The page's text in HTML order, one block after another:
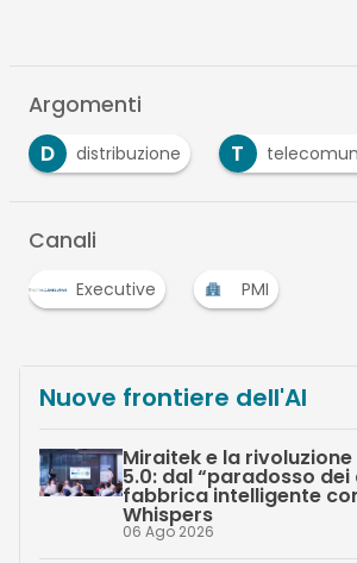
Argomenti
D
distribuzione T
Canali
Executive PMI
Nuove frontiere dell'AI
Miraitek e la rivoluzione
5.0: dal “paradosso dei
fabbrica intelligente
Whispers
06 Ago 2026